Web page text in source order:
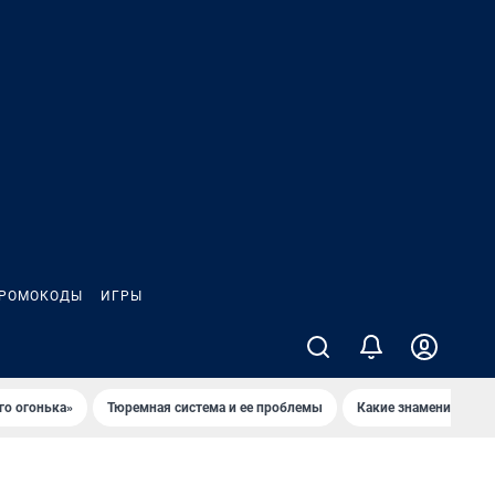
ИГРЫ
огонька» Тюремная система и ее проблемы Какие знаменитости